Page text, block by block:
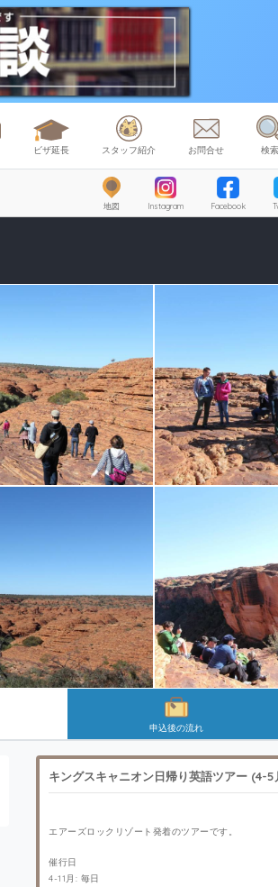
ビザ延長 スタッフ紹介 お問合せ 検索
地図 Instagram Facebook
申込後の流れ
キングスキャニオン日帰り英語ツアー (4-5
エアーズロックリゾート発着のツアーです。
催行日
4-11月: 毎日